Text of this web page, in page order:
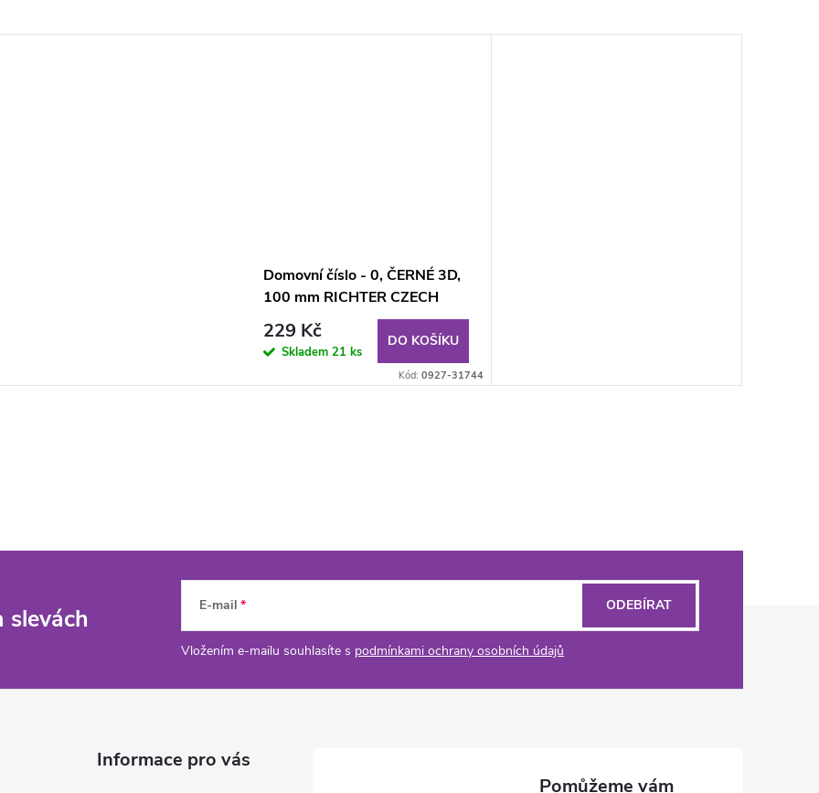
Domovní číslo - 0, ČERNÉ 3D,
100 mm RICHTER CZECH
RN.100LV.0.AL.C.3D
229 Kč
Skladem 21 ks
DO KOŠÍKU
Kód: 0927-31744
slevách E-mail
Vložením e-mailu souhlasíte s podmínkami ochrany osobních údajů
ODEBÍRAT
Informace pro vás